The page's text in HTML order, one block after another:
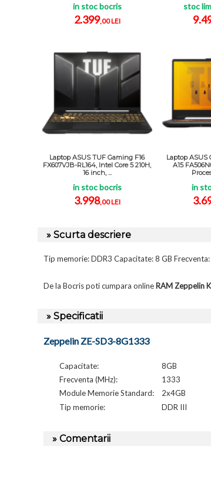
in stoc bocris
2.399,00 LEI
stoc
Laptop ASUS TUF Gaming F16
FX607VJB-RL164, Intel Core 5 210H,
16 inch, ...
in stoc bocris
3.998,00 LEI
Laptop ASUS
A15
in
» Scurta descriere
Tip memorie: DDR3 Capacitate: 8 GB
De la Bocris poti cumpara online RAM Zeppelin
» Specificatii
Zeppelin ZE-SD3-8G1333
Capacitate:
8GB
Frecventa (MHz):
1333
Module Memorie Standard:
2x4GB
Tip memorie:
DDR III
» Comentarii